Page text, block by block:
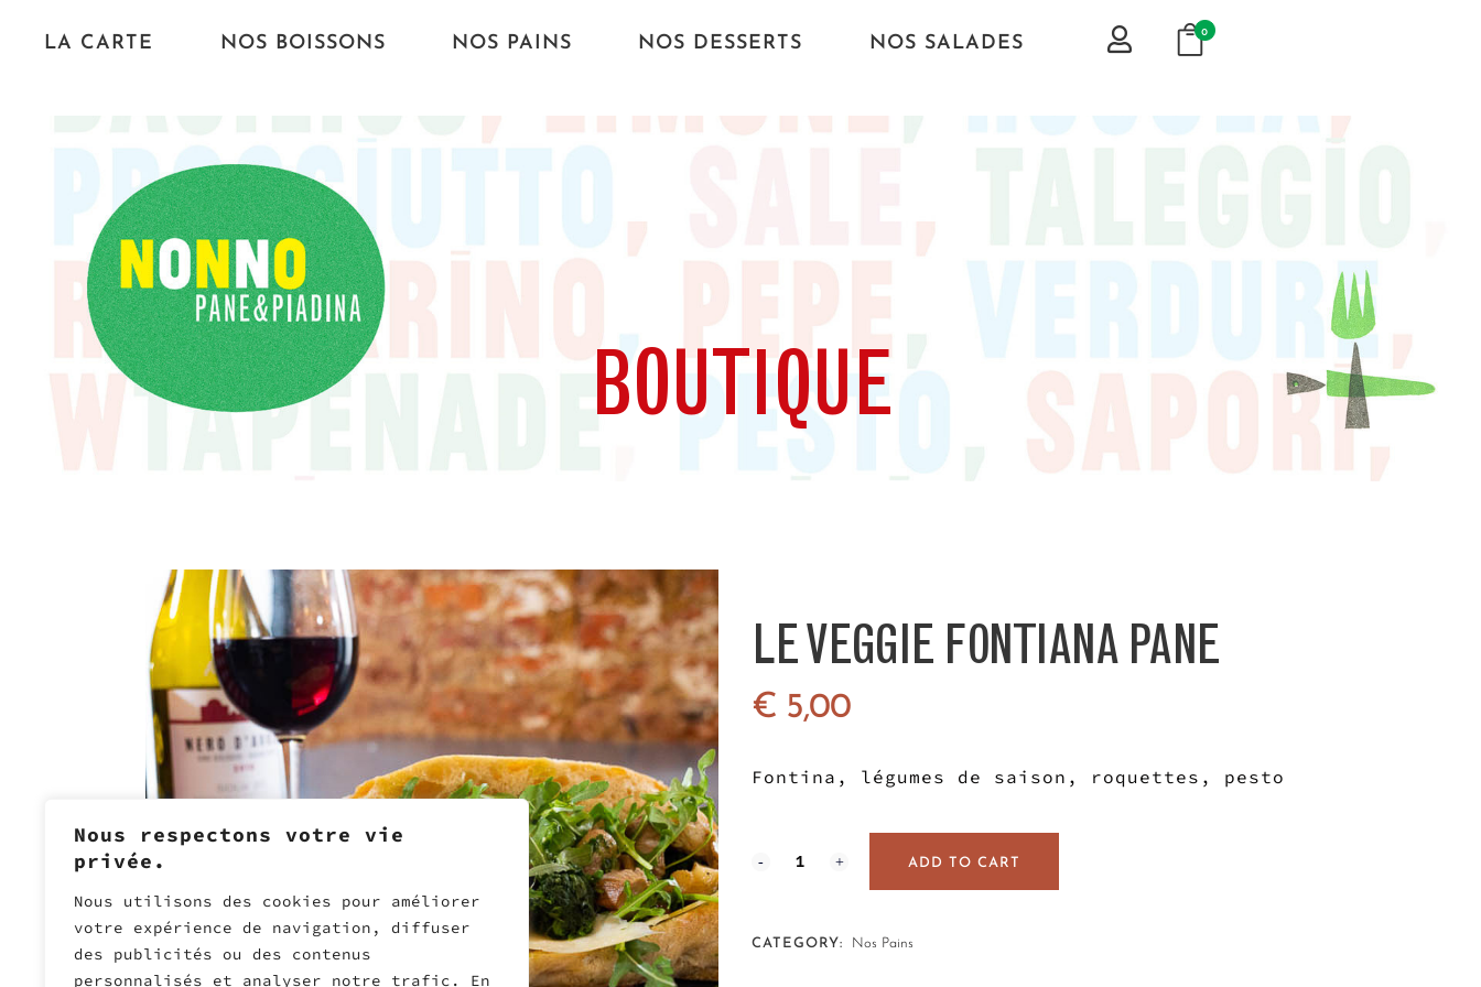
Nous respectons votre vie
privée.
Nous utilisons des cookies pour améliorer
votre expérience de navigation, diffuser
des publicités ou des contenus
personnalisés et analyser notre trafic. En
LA CARTE NOS BOISSONS NOS PAINS NOS DESSERTS NOS SALADES
0
BOUTIQUE
LE VEGGIE FONTIANA PANE
€ 5,00
Fontina, légumes de saison, roquettes, pesto
ADD TO CART
CATEGORY: Nos Pains